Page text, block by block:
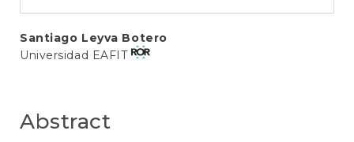
Main
Article
Santiago Leyva Botero
Universidad EAFIT
Abstract